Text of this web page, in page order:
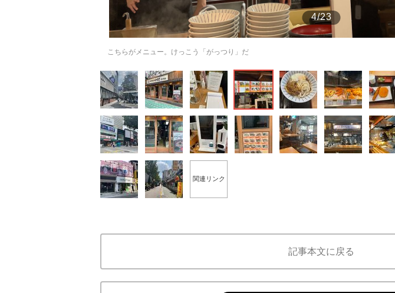
4/23
こちらがメニュー。けっこう「がっつり」だ
関連リンク
記事本文に戻る